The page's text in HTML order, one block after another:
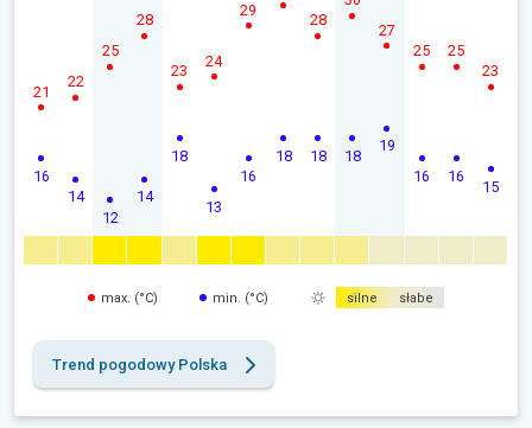
16
21
14
22
12
25
14
28
18
23
13
24
16
29
18 18
28
18
19
27
16
25
16
25
15
23
max. (°C) min. (°C) silne słabe
Trend pogodowy Polska